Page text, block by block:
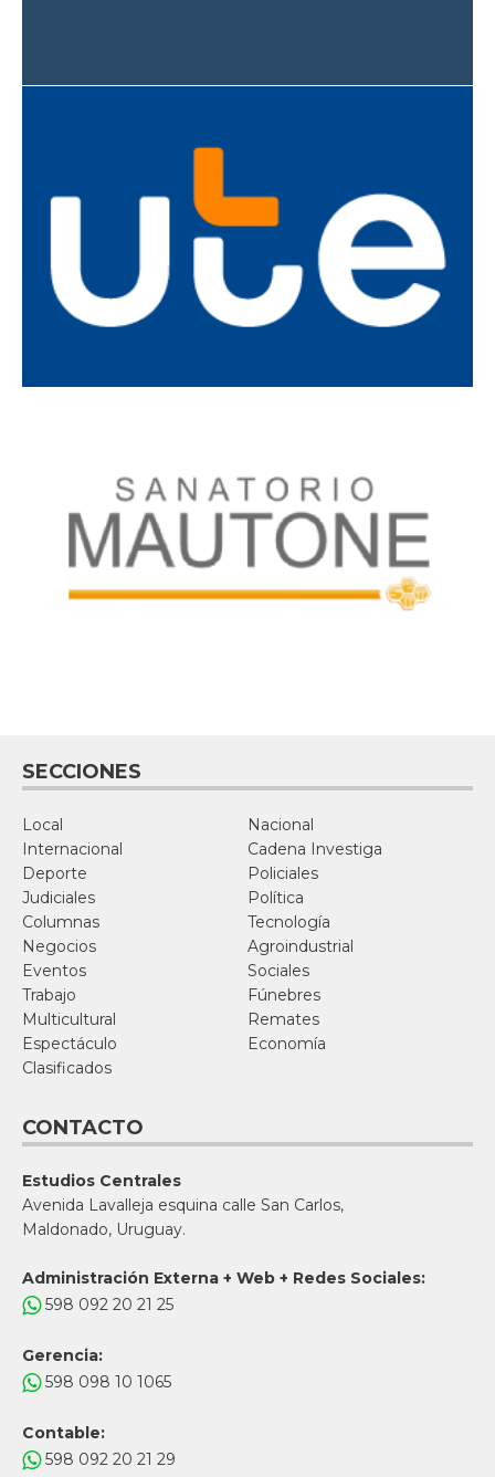
SECCIONES
Local
Nacional
Internacional
Cadena Investiga
Deporte
Policiales
Judiciales
Política
Columnas
Tecnología
Negocios
Agroindustrial
Eventos
Sociales
Trabajo
Fúnebres
Multicultural
Remates
Espectáculo
Economía
Clasificados
CONTACTO
Estudios Centrales
Avenida Lavalleja esquina calle San Carlos,
Maldonado, Uruguay.
Administración Externa + Web + Redes Sociales:
598 092 20 21 25
Gerencia:
598 098 10 1065
Contable:
598 092 20 21 29